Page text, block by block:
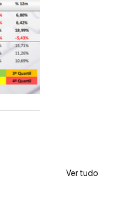
Ver tudo